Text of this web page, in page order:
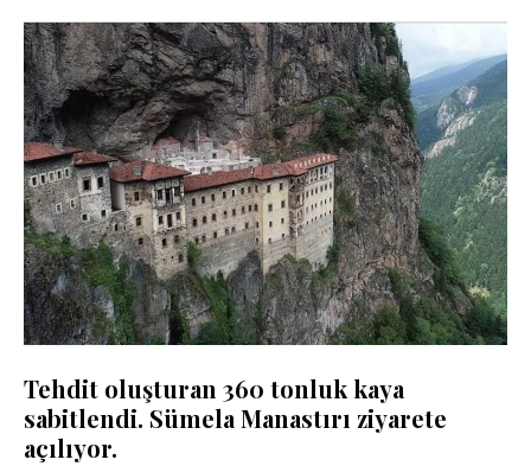
Tehdit oluşturan 360 tonluk kaya
sabitlendi. Sümela Manastırı ziyarete
açılıyor.